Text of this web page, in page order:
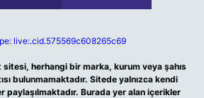
live:.cid.575569c608265c69
sitesi, herhangi bir marka, kurum veya şahıs
bulunmamaktadır. Sitede yalnızca kendi
paylaşılmaktadır. Burada yer alan içerikler